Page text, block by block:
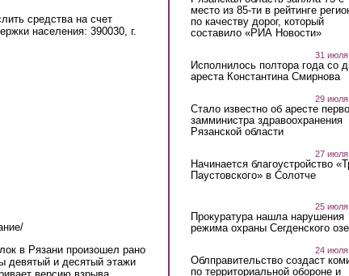
средства на счет
населения: 390030, г.
в Рязани произошел рано
девятый и десятый этажи
место из 85-ти в рейтинге
по качеству дорог, который
составило «РИА Новости»
31
Исполнилось полтора года со
ареста Константина Смирнова
29
Стало известно об аресте
замминистра здравоохранения
Рязанской области
27
Начинается благоустройство
Паустовского» в Солотче
25
Прокуратура нашла нарушения
режима охраны Сегденского
24
Облправительство создаст
по территориальной обороне и